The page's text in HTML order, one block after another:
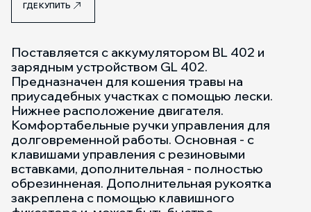
ГДЕ КУПИТЬ
Поставляется с аккумулятором BL 402 и
зарядным устройством GL 402.
Предназначен для кошения травы на
приусадебных участках с помощью лески.
Нижнее расположение двигателя.
Комфортабельные ручки управления для
долговременной работы. Основная - с
клавишами управления с резиновыми
вставками, дополнительная - полностью
обрезинненая. Дополнительная рукоятка
закреплена с помощью клавишного